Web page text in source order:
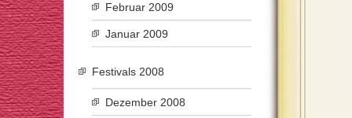
Februar 2009
Januar 2009
Festivals 2008
Dezember 2008